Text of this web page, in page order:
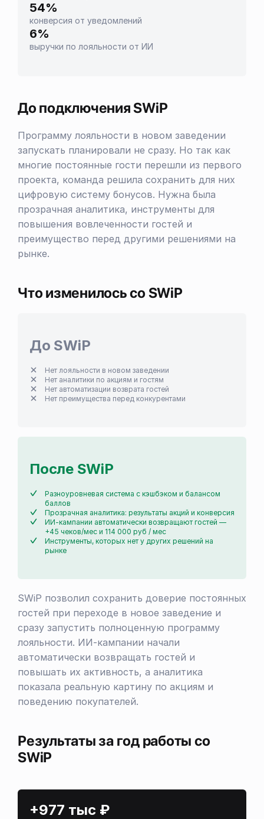
54%
конверсия от уведомлений
6%
выручки по лояльности от ИИ
До подключения SWiP
Программу лояльности в новом заведении
запускать планировали не сразу. Но так как
многие постоянные гости перешли из первого
проекта, команда решила сохранить для них
цифровую систему бонусов. Нужна была
прозрачная аналитика, инструменты для
повышения вовлеченности гостей и
преимущество перед другими решениями на
рынке.
Что изменилось со SWiP
До SWiP
Нет лояльности в новом заведении
Нет аналитики по акциям и гостям
Нет автоматизации возврата гостей
Нет преимущества перед конкурентами
После SWiP
Разноуровневая система с кэшбэком и балансом
баллов
Прозрачная аналитика: результаты акций и конверсия
ИИ-кампании автоматически возвращают гостей —
+45 чеков/мес и 114 000 руб / мес
Инструменты, которых нет у других решений на
рынке
SWiP позволил сохранить доверие постоянных
гостей при переходе в новое заведение и
сразу запустить полноценную программу
лояльности. ИИ-кампании начали
автоматически возвращать гостей и
повышать их активность, а аналитика
показала реальную картину по акциям и
поведению покупателей.
Результаты за год работы со
SWiP
+977 тыс ₽